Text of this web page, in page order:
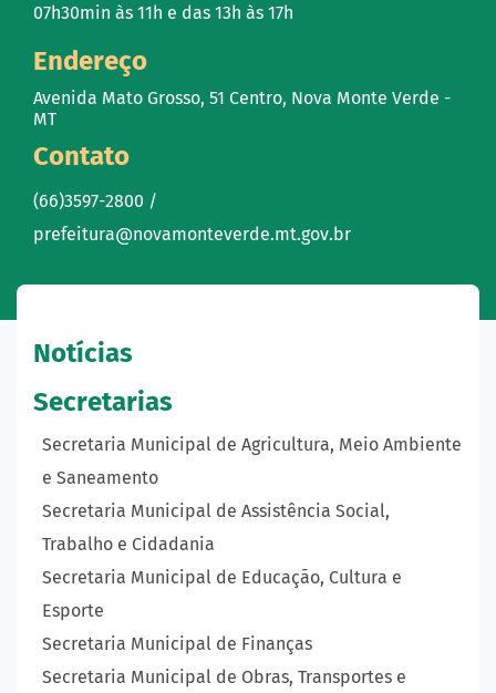
07h30min às 11h e das 13h às 17h
Endereço
Avenida Mato Grosso, 51 Centro, Nova Monte Verde -
MT
Contato
(66)3597-2800 /
prefeitura@novamonteverde.mt.gov.br
Notícias
Secretarias
Secretaria Municipal de Agricultura, Meio Ambiente
e Saneamento
Secretaria Municipal de Assistência Social,
Trabalho e Cidadania
Secretaria Municipal de Educação, Cultura e
Esporte
Secretaria Municipal de Finanças
Secretaria Municipal de Obras, Transportes e